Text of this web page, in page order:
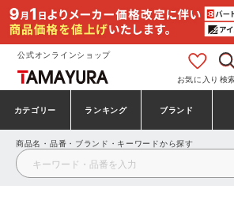
公式オンラインショップ
お気に入り 検
カテゴリー
安全靴・作業靴
ランキング
安全靴ランキング
ブランド
アシックス
建設・建築作業服
商品名・品番・ブランド・キーワードから探す